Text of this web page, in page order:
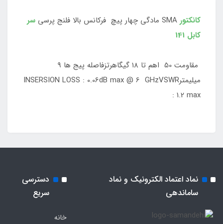
کانکتور SMA مادگی چهار پیچ فرکانس بالا فلنج پرسی
سر
کابل 141
مقاومت 50 اهم تا 18 گیگاهرتزفاصله پیج ها 9
میلیمترINSERSION LOSS : 0.06dB max @ 6 GHzVSWR
: 1.2 max
نماد اعتماد الکترونیک و نماد
ساماندهی
دسترسی
سریع
خانه